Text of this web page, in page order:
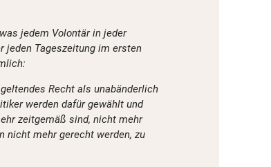
jedem Volontär in jeder
jeden Tageszeitung im ersten
Recht als unabänderlich
werden dafür gewählt und
zeitgemäß sind, nicht mehr
nicht mehr gerecht werden, zu